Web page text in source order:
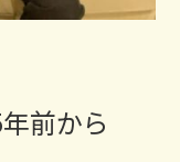
前から